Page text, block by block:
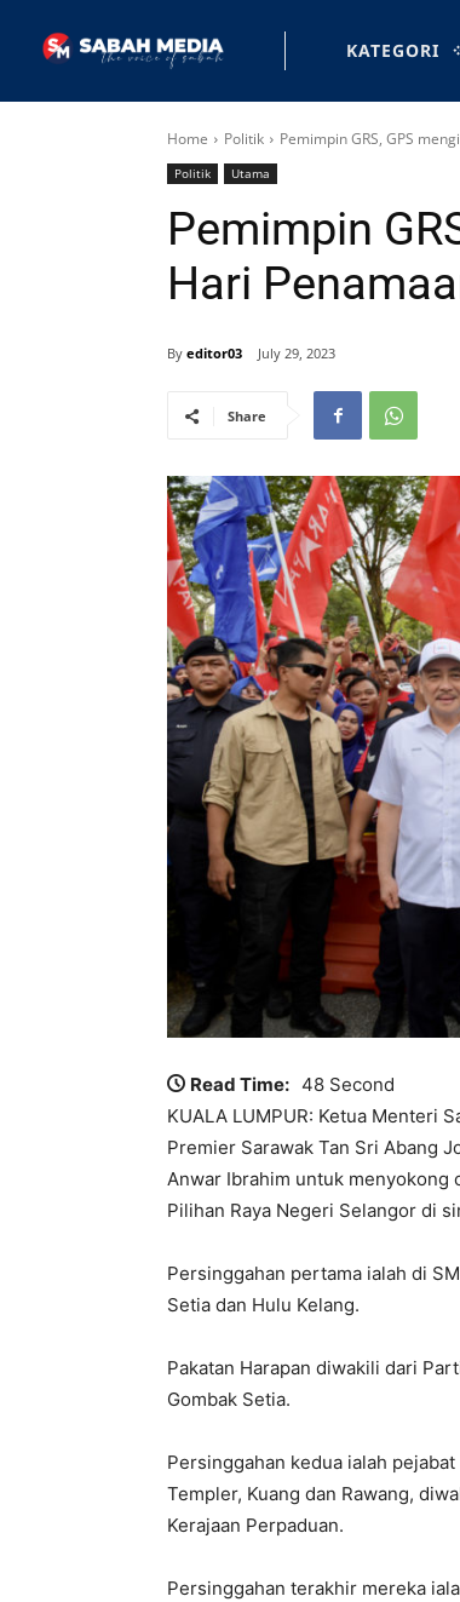
KATEGORI
Home Politik Pemimpin GRS, GPS
Politik Utama
Pemimpin
Hari
By editor03 July 29, 2023
Share
Read Time: 48 Second
KUALA LUMPUR: Ketua Menteri
Premier Sarawak Tan Sri Abang
Anwar Ibrahim untuk menyokong
Pilihan Raya Negeri Selangor di
Persinggahan pertama ialah di
Setia dan Hulu Kelang.
Pakatan Harapan diwakili dari
Gombak Setia.
Persinggahan kedua ialah
Templer, Kuang dan Rawang,
Kerajaan Perpaduan.
Persinggahan terakhir mereka